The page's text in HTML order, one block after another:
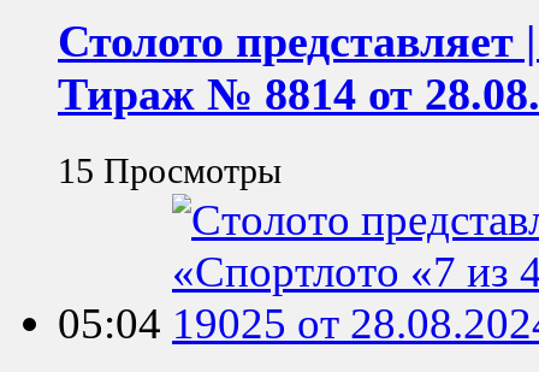
Столото представляет
Тираж № 8814 от
15 Просмотры
05:04